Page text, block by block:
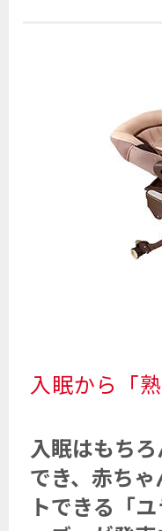
入眠から「熟
入眠はもち
でき、赤ち
トできる「